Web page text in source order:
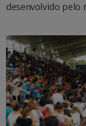
desenvolvido pelo